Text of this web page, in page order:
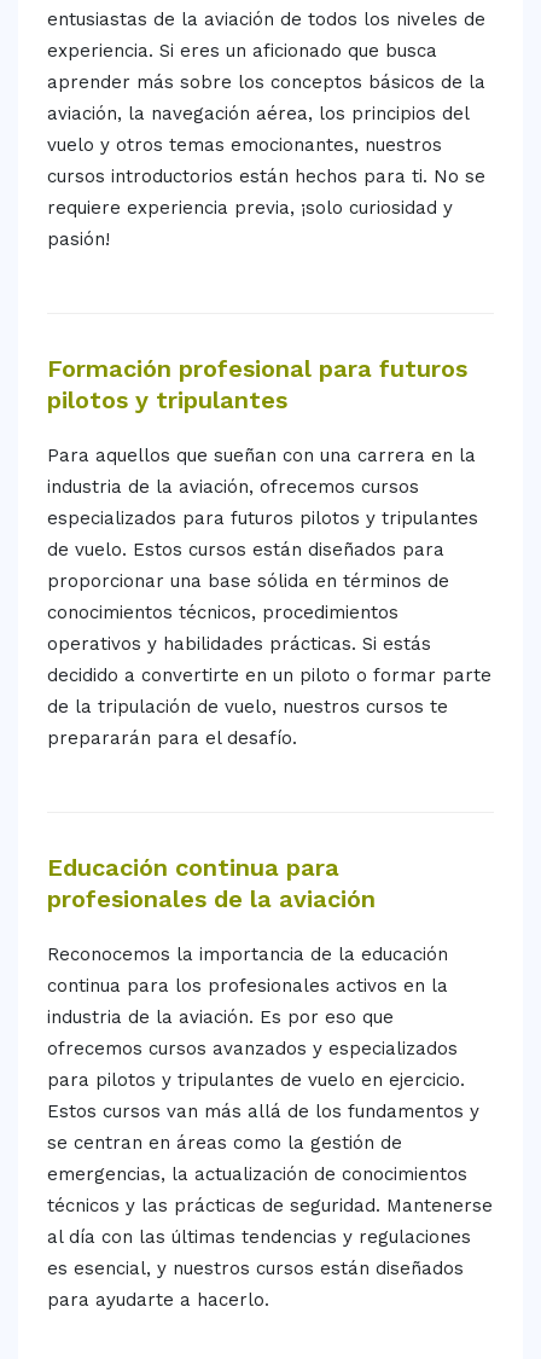
entusiastas de la aviación de todos los niveles de
experiencia. Si eres un aficionado que busca
aprender más sobre los conceptos básicos de la
aviación, la navegación aérea, los principios del
vuelo y otros temas emocionantes, nuestros
cursos introductorios están hechos para ti. No se
requiere experiencia previa, ¡solo curiosidad y
pasión!
Formación profesional para futuros
pilotos y tripulantes
Para aquellos que sueñan con una carrera en la
industria de la aviación, ofrecemos cursos
especializados para futuros pilotos y tripulantes
de vuelo. Estos cursos están diseñados para
proporcionar una base sólida en términos de
conocimientos técnicos, procedimientos
operativos y habilidades prácticas. Si estás
decidido a convertirte en un piloto o formar parte
de la tripulación de vuelo, nuestros cursos te
prepararán para el desafío.
Educación continua para
profesionales de la aviación
Reconocemos la importancia de la educación
continua para los profesionales activos en la
industria de la aviación. Es por eso que
ofrecemos cursos avanzados y especializados
para pilotos y tripulantes de vuelo en ejercicio.
Estos cursos van más allá de los fundamentos y
se centran en áreas como la gestión de
emergencias, la actualización de conocimientos
técnicos y las prácticas de seguridad. Mantenerse
al día con las últimas tendencias y regulaciones
es esencial, y nuestros cursos están diseñados
para ayudarte a hacerlo.